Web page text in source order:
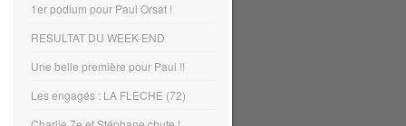
1er podium pour Paul Orsat !
RESULTAT DU WEEK-END
Une belle première pour Paul !!
Les engagés : LA FLECHE (72)